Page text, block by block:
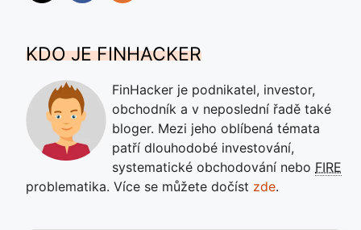
KDO JE FINHACKER
FinHacker je podnikatel, investor,
obchodník a v neposlední řadě také
bloger. Mezi jeho oblíbená témata
patří dlouhodobé investování,
systematické obchodování nebo FIRE
problematika. Více se můžete dočíst zde.